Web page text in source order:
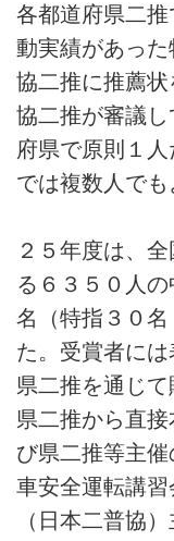
各都道府県二
動実績があっ
協二推に推薦
協二推が審議
府県で原則１
では複数人でも
２５年度は、
る６３５０人
名（特指３０
た。受賞者に
県二推を通じ
県二推から直
び県二推等主
車安全運転講
（日本二普協